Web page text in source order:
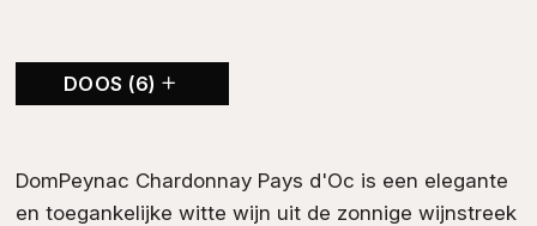
was:
€13,95.
is:
€11,95.
DOOS (6)
DomPeynac Chardonnay Pays d'Oc is een elegante
en toegankelijke witte wijn uit de zonnige wijnstreek